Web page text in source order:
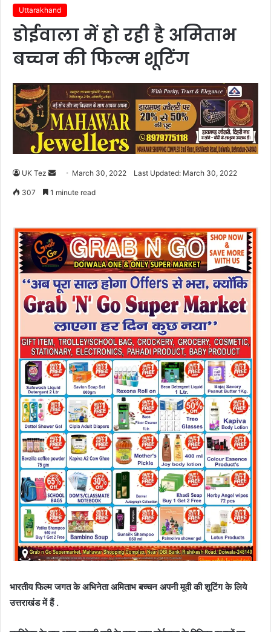
Uttarakhand
डोईवाला में हो रही है अमिताभ
बच्चन की फिल्म शूटिंग
UK Tez
a
e
m
a
i
March 30, 2022 Last Updated: March 30, 2022
307 1 minute read
भारतीय फिल्म जगत के अभिनेता अमिताभ बच्चन अपनी मूवी की शूटिंग के लिये
उत्तराखंड में हैं .